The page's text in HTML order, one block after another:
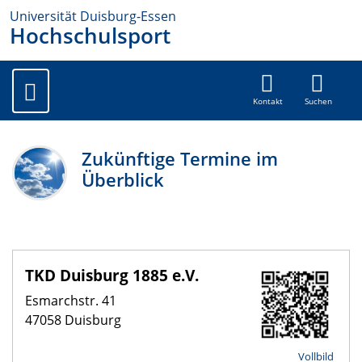
Universität Duisburg-Essen
Hochschulsport
Kontakt Suchen
Zukünftige Termine im
Überblick
TKD Duisburg 1885 e.V.
Esmarchstr. 41
47058 Duisburg
Vollbild